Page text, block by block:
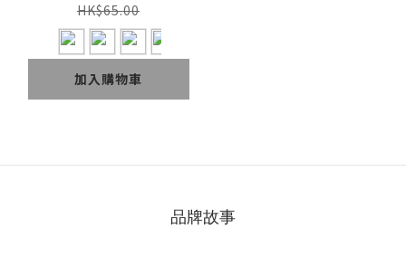
HK$65.00
加入購物車
品牌故事